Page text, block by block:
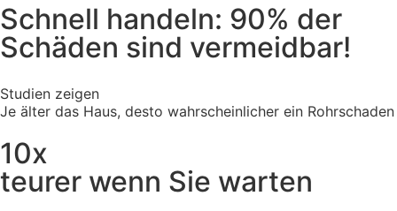
Schnell handeln: 90% der
Schäden sind vermeidbar!
Studien zeigen
Je älter das Haus, desto wahrscheinlicher ein Rohrschaden
10x
teurer wenn Sie warten